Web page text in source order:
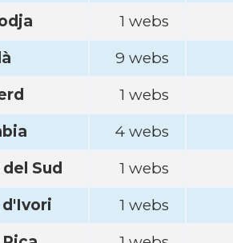
1 webs
9 webs
1 webs
4 webs
Sud
1 webs
1 webs